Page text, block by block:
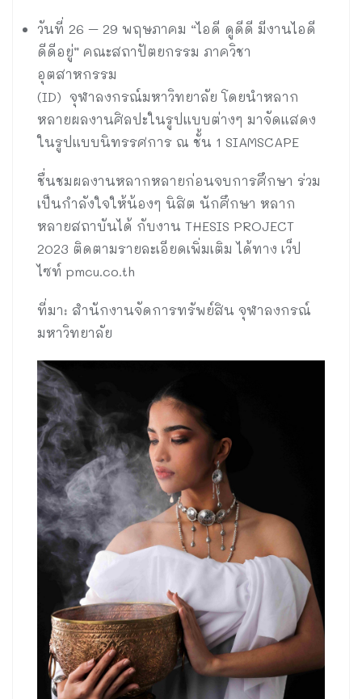
วันที่ 26 – 29 พฤษภาคม “ไอดี ดูดีดี มีงานไอดี
ดีดีอยู่” คณะสถาปัตยกรรม ภาควิชา
อุตสาหกรรม
(ID) จุฬาลงกรณ์มหาวิทยาลัย โดยนำหลาก
หลายผลงานศิลปะในรูปแบบต่างๆ มาจัดแสดง
ในรูปแบบนิทรรศการ ณ ชั้น 1 SIAMSCAPE
ชื่นชมผลงานหลากหลายก่อนจบการศึกษา ร่วม
เป็นกำลังใจให้น้องๆ นิสิต นักศึกษา หลาก
หลายสถาบันได้ กับงาน THESIS PROJECT
2023 ติดตามรายละเอียดเพิ่มเติม ได้ทาง เว็ป
ไซท์ pmcu.co.th
ที่มา: สำนักงานจัดการทรัพย์สิน จุฬาลงกรณ์
มหาวิทยาลัย